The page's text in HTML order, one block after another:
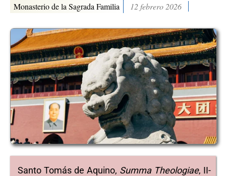
Monasterio de la Sagrada Familia 12 febrero 2026
Santo Tomás de Aquino, Summa Theologiae, II-